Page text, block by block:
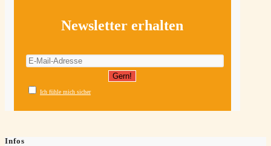
Newsletter erhalten
Ich fühle mich sicher
Infos